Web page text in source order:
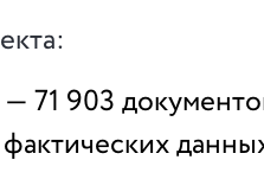
71 903